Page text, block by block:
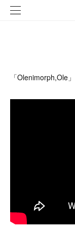
「Olenimorph,Ole」